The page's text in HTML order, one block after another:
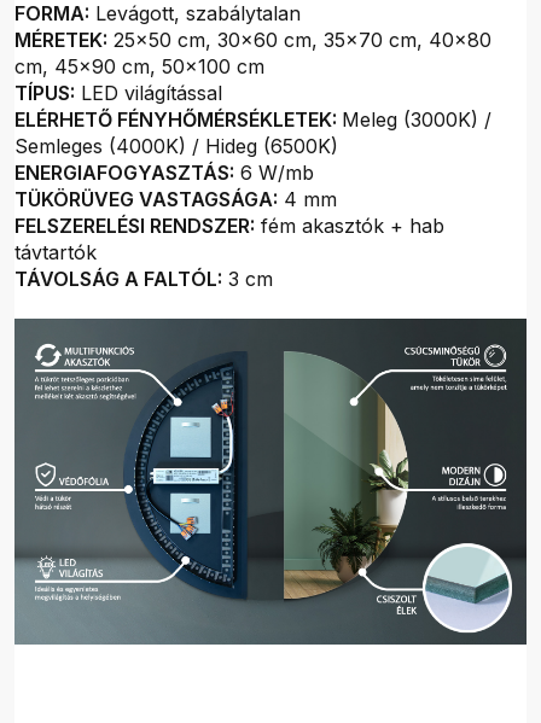
FORMA: Levágott, szabálytalan
MÉRETEK: 25x50 cm, 30x60 cm, 35x70 cm, 40x80
cm, 45x90 cm, 50x100 cm
TÍPUS: LED világítással
ELÉRHETŐ FÉNYHŐMÉRSÉKLETEK: Meleg (3000K) /
Semleges (4000K) / Hideg (6500K)
ENERGIAFOGYASZTÁS: 6 W/mb
TÜKÖRÜVEG VASTAGSÁGA: 4 mm
FELSZERELÉSI RENDSZER: fém akasztók + hab
távtartók
TÁVOLSÁG A FALTÓL: 3 cm